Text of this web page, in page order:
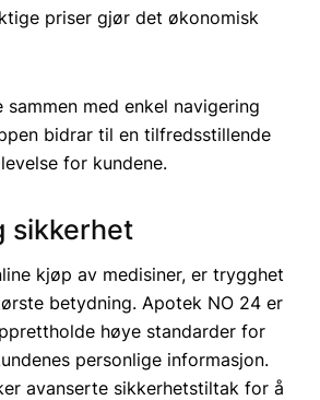
priser gjør det økonomisk
sammen med enkel navigering
bidrar til en tilfredsstillende
for kundene.
sikkerhet
kjøp av medisiner, er trygghet
betydning. Apotek NO 24 er
høye standarder for
personlige informasjon.
avanserte sikkerhetstiltak for å